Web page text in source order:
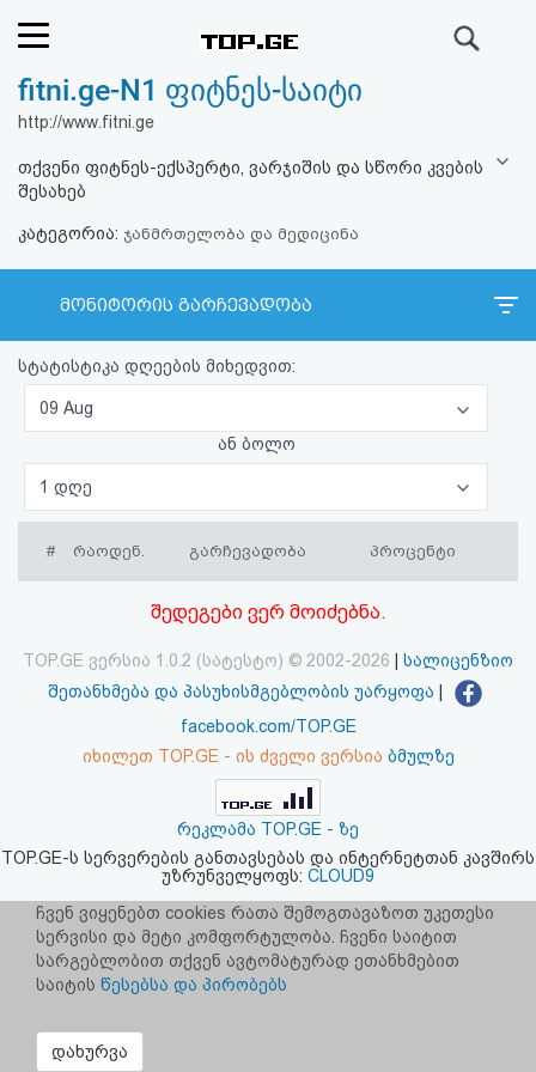
რეიტინგი
კითხვა-
პასუხი
ავტორიზაცია
პაროლის
აღდგენა
კოდი
შეთანხმება
პასუხისმგებლობის
უარყოფა
fitni.ge-N1 ფიტნეს-საიტი
http://www.fitni.ge
თქვენი ფიტნეს-ექსპერტი, ვარჯიშის და სწორი კვების
შესახებ
კატეგორია: ჯანმრთელობა და მედიცინა
მონიტორის გარჩევადობა
სტატისტიკა დღეების მიხედვით:
09 Aug
ან ბოლო
1 დღე
# რაოდენ. გარჩევადობა პროცენტი
შედეგები ვერ მოიძებნა.
TOP.GE ვერსია 1.0.2 (სატესტო) © 2002-2026
სალიცენზიო
შეთანხმება და პასუხისმგებლობის უარყოფა
facebook.com/TOP.GE
იხილეთ TOP.GE - ის ძველი ვერსია ბმულზე
რეკლამა TOP.GE - ზე
TOP.GE-ს სერვერების განთავსებას და ინტერნეტთან კავშირს
უზრუნველყოფს: CLOUD9
ჩვენ ვიყენებთ cookies რათა შემოგთავაზოთ უკეთესი
სერვისი და მეტი კომფორტულობა. ჩვენი საიტით
სარგებლობით თქვენ ავტომატურად ეთანხმებით
საიტის წესებსა და პირობებს
დახურვა